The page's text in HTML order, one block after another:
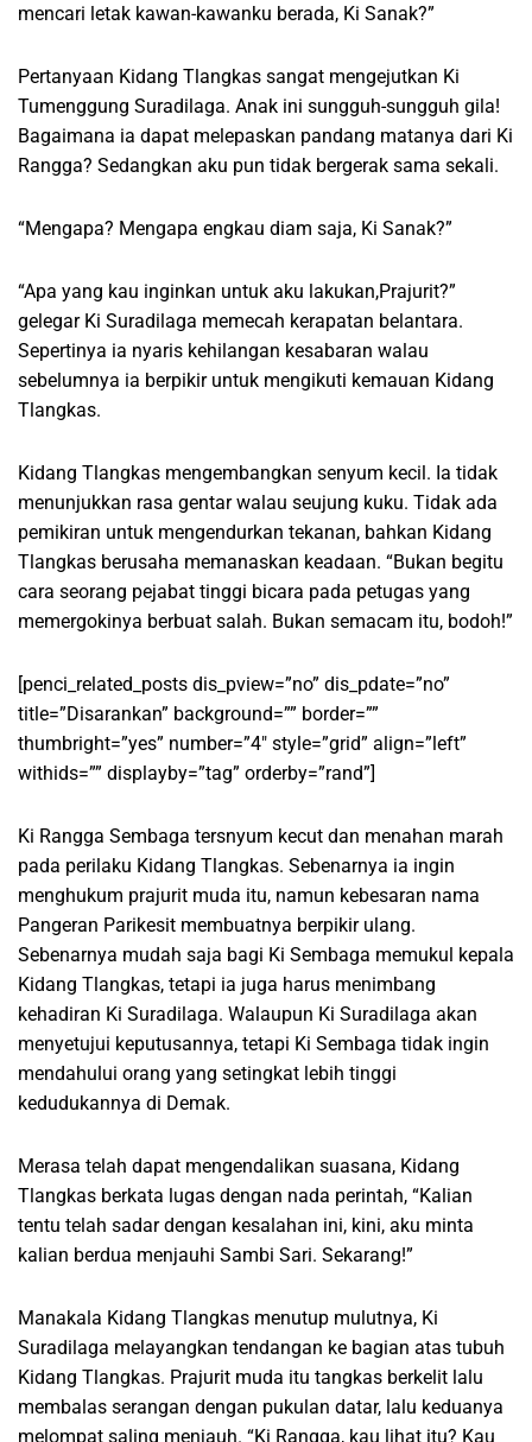
mencari letak kawan-kawanku berada, Ki Sanak?”
Pertanyaan Kidang Tlangkas sangat mengejutkan Ki
Tumenggung Suradilaga. Anak ini sungguh-sungguh gila!
Bagaimana ia dapat melepaskan pandang matanya dari Ki
Rangga? Sedangkan aku pun tidak bergerak sama sekali.
“Mengapa? Mengapa engkau diam saja, Ki Sanak?”
“Apa yang kau inginkan untuk aku lakukan,Prajurit?”
gelegar Ki Suradilaga memecah kerapatan belantara.
Sepertinya ia nyaris kehilangan kesabaran walau
sebelumnya ia berpikir untuk mengikuti kemauan Kidang
Tlangkas.
Kidang Tlangkas mengembangkan senyum kecil. Ia tidak
menunjukkan rasa gentar walau seujung kuku. Tidak ada
pemikiran untuk mengendurkan tekanan, bahkan Kidang
Tlangkas berusaha memanaskan keadaan. “Bukan begitu
cara seorang pejabat tinggi bicara pada petugas yang
memergokinya berbuat salah. Bukan semacam itu, bodoh!”
[penci_related_posts dis_pview=”no” dis_pdate=”no”
title=”Disarankan” background=”” border=””
thumbright=”yes” number=”4″ style=”grid” align=”left”
withids=”” displayby=”tag” orderby=”rand”]
Ki Rangga Sembaga tersnyum kecut dan menahan marah
pada perilaku Kidang Tlangkas. Sebenarnya ia ingin
menghukum prajurit muda itu, namun kebesaran nama
Pangeran Parikesit membuatnya berpikir ulang.
Sebenarnya mudah saja bagi Ki Sembaga memukul kepala
Kidang Tlangkas, tetapi ia juga harus menimbang
kehadiran Ki Suradilaga. Walaupun Ki Suradilaga akan
menyetujui keputusannya, tetapi Ki Sembaga tidak ingin
mendahului orang yang setingkat lebih tinggi
kedudukannya di Demak.
Merasa telah dapat mengendalikan suasana, Kidang
Tlangkas berkata lugas dengan nada perintah, “Kalian
tentu telah sadar dengan kesalahan ini, kini, aku minta
kalian berdua menjauhi Sambi Sari. Sekarang!”
Manakala Kidang Tlangkas menutup mulutnya, Ki
Suradilaga melayangkan tendangan ke bagian atas tubuh
Kidang Tlangkas. Prajurit muda itu tangkas berkelit lalu
membalas serangan dengan pukulan datar, lalu keduanya
melompat saling menjauh. “Ki Rangga, kau lihat itu? Kau